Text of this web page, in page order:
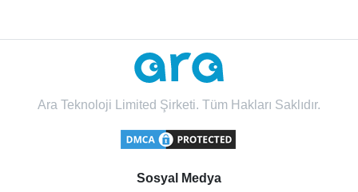
Ara Teknoloji Limited Şirketi. Tüm Hakları Saklıdır.
Sosyal Medya